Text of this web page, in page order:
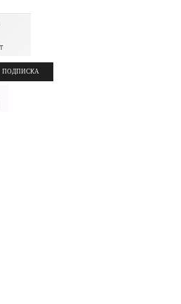
ПОДПИСКА